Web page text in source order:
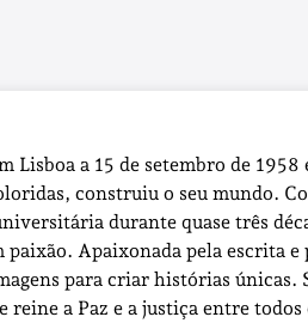
Lisboa a 15 de setembro de
construiu o seu mundo.
durante quase três
Apaixonada pela escrita e
para criar histórias únicas.
reine a Paz e a justiça entre todos